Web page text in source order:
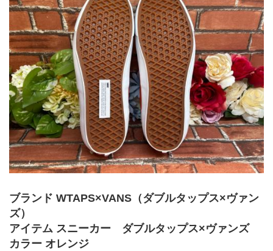
ブランド WTAPS×VANS（ダブルタップス×ヴァン
ズ）
アイテム スニーカー　ダブルタップス×ヴァンズ
カラー オレンジ